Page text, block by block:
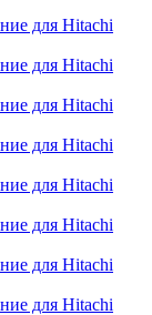
для Hitachi
для Hitachi
для Hitachi
для Hitachi
для Hitachi
для Hitachi
для Hitachi
для Hitachi